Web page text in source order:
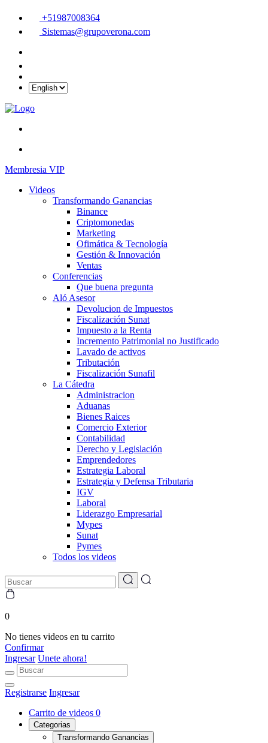
+51987008364
Sistemas@grupoverona.com
Membresia VIP
Videos
Transformando Ganancias
Binance
Criptomonedas
Marketing
Ofimática & Tecnología
Gestión & Innovación
Ventas
Conferencias
Que buena pregunta
Aló Asesor
Devolucion de Impuestos
Fiscalización Sunat
Impuesto a la Renta
Incremento Patrimonial no Justificado
Lavado de activos
Tributación
Fiscalización Sunafil
La Cátedra
Administracion
Aduanas
Bienes Raices
Comercio Exterior
Contabilidad
Derecho y Legislación
Emprendedores
Estrategia Laboral
Estrategia y Defensa Tributaria
IGV
Laboral
Liderazgo Empresarial
Mypes
Sunat
Pymes
Todos los videos
0
No tienes videos en tu carrito
Confirmar
Ingresar Unete ahora!
Registrarse Ingresar
Carrito de videos 0
Categorias
Transformando Ganancias